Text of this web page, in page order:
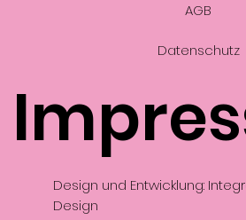
Design und Entwicklung:
Design
AGB
Datenschutz